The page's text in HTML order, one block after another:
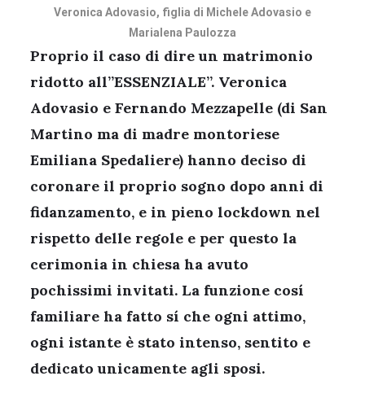
Veronica Adovasio, figlia di Michele Adovasio e
Marialena Paulozza
Proprio il caso di dire un matrimonio
ridotto all”ESSENZIALE”. Veronica
Adovasio e Fernando Mezzapelle (di San
Martino ma di madre montoriese
Emiliana Spedaliere) hanno deciso di
coronare il proprio sogno dopo anni di
fidanzamento, e in pieno lockdown nel
rispetto delle regole e per questo la
cerimonia in chiesa ha avuto
pochissimi invitati. La funzione cosí
familiare ha fatto sí che ogni attimo,
ogni istante è stato intenso, sentito e
dedicato unicamente agli sposi.